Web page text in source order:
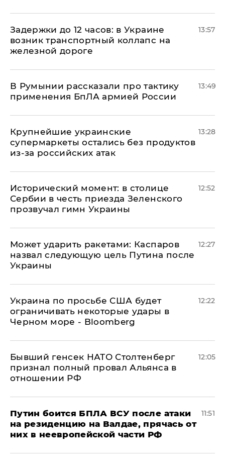
Задержки до 12 часов: в Украине
возник транспортный коллапс на
железной дороге
13:57
В Румынии рассказали про тактику
применения БпЛА армией России
13:49
Крупнейшие украинские
супермаркеты остались без продуктов
из-за российских атак
13:28
Исторический момент: в столице
Сербии в честь приезда Зеленского
прозвучал гимн Украины
12:52
Может ударить ракетами: Каспаров
назвал следующую цель Путина после
Украины
12:27
Украина по просьбе США будет
ограничивать некоторые удары в
Черном море - Bloomberg
12:22
Бывший генсек НАТО Столтенберг
признал полный провал Альянса в
отношении РФ
12:05
Путин боится БПЛА ВСУ после атаки
на резиденцию на Валдае, прячась от
них в неевропейской части РФ
11:51